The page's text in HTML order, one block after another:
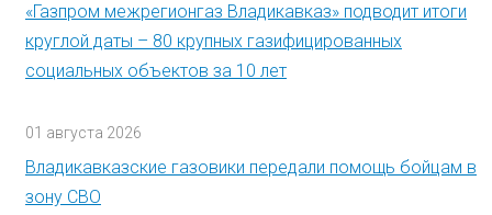
«Газпром межрегионгаз Владикавказ» подводит итоги
круглой даты – 80 крупных газифицированных
социальных объектов за 10 лет
01 августа 2026
Владикавказские газовики передали помощь бойцам в
зону СВО